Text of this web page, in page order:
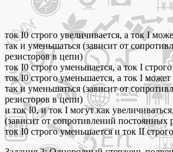
ток I0 строго увеличивается, а ток I
так и уменьшаться (зависит от
резисторов в цепи)
ток I0 строго уменьшается, а ток I
ток I0 строго уменьшается, а ток I может
так и уменьшаться (зависит от
резисторов в цепи)
и ток I0, и ток I могут как
(зависит от сопротивлений постоянных
ток I0 строго уменьшается и ток II